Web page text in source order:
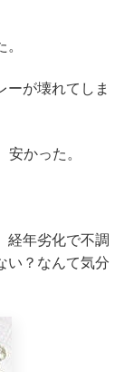
が壊れてしま
かった。
経年劣化で不調
い？なんて気分